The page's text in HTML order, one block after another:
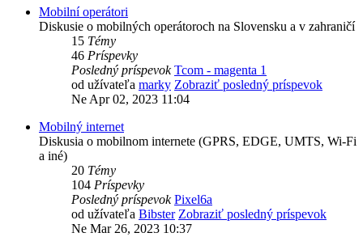
Mobilní operátori
Diskusie o mobilných operátoroch na Slovensku a v zahraničí
15 Témy
46 Príspevky
Posledný príspevok Tcom - magenta 1
od užívateľa marky Zobraziť posledný príspevok
Ne Apr 02, 2023 11:04
Mobilný internet
Diskusia o mobilnom internete (GPRS, EDGE, UMTS, Wi-Fi
a iné)
20 Témy
104 Príspevky
Posledný príspevok Pixel6a
od užívateľa Bibster Zobraziť posledný príspevok
Ne Mar 26, 2023 10:37